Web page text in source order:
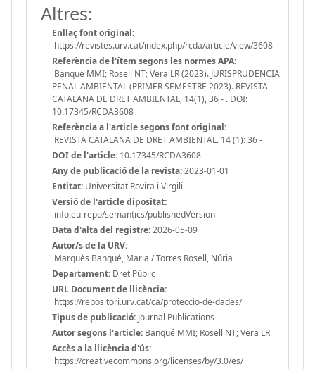
Altres:
Enllaç font original:
https://revistes.urv.cat/index.php/rcda/article/view/3608
Referència de l'ítem segons les normes APA:
Banqué MMI; Rosell NT; Vera LR (2023). JURISPRUDENCIA
PENAL AMBIENTAL (PRIMER SEMESTRE 2023). REVISTA
CATALANA DE DRET AMBIENTAL, 14(1), 36 - . DOI:
10.17345/RCDA3608
Referència a l'article segons font original:
REVISTA CATALANA DE DRET AMBIENTAL. 14 (1): 36 -
DOI de l'article: 10.17345/RCDA3608
Any de publicació de la revista:2023-01-01
Entitat: Universitat Rovira i Virgili
Versió de l'article dipositat:
info:eu-repo/semantics/publishedVersion
Data d'alta del registre:2026-05-09
Autor/s de la URV:
Marquès Banqué, Maria / Torres Rosell, Núria
Departament: Dret Públic
URL Document de llicència:
https://repositori.urv.cat/ca/proteccio-de-dades/
Tipus de publicació: Journal Publications
Autor segons l'article: Banqué MMI; Rosell NT; Vera LR
Accès a la llicència d'ús:
https://creativecommons.org/licenses/by/3.0/es/